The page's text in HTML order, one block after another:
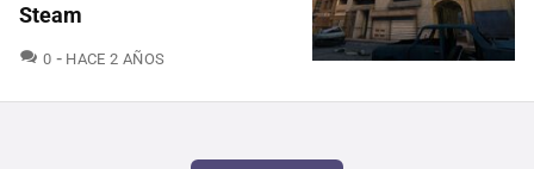
Steam
0 COMENTARIOS
HACE 2 AÑOS